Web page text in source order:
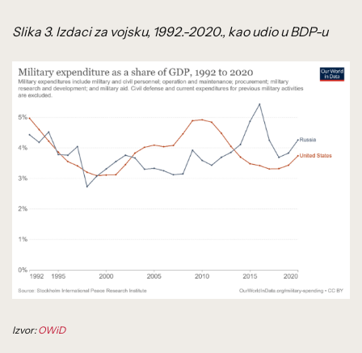
Slika 3. Izdaci za vojsku, 1992.-2020., kao udio u BDP-u
Izvor:OWiD